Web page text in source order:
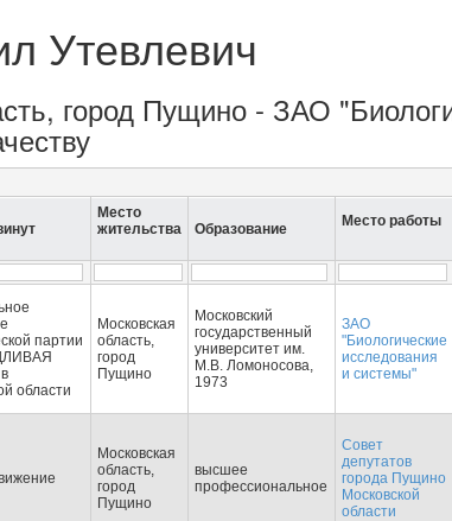
Утевлевич
город Пущино - ЗАО
Место
жительства
Образование Место работы
партии
области
Московская
область,
город
Пущино
Московский
государственный
университет им.
М.В. Ломоносова,
1973
ЗАО
"Биологические
исследования
и системы"
Московская
область,
город
Пущино
высшее
профессиональное
Совет
депутатов
города Пущино
Московской
области